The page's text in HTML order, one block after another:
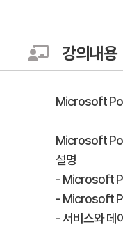
강의내용
Microsoft
Microsoft
설명
- Microsoft
- Microsoft
- 서비스와 데